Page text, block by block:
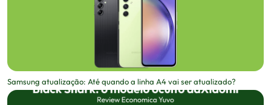
Samsung atualização: Até quando a linha A4 vai ser atualizado?